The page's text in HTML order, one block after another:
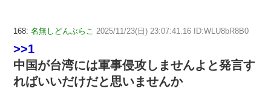
168: 名無しどんぶらこ 2025/11/23(日) 23:07:41.16 ID:WLU8bR8B0
>>1
中国が台湾には軍事侵攻しませんよと発言す
ればいいだけだと思いませんか